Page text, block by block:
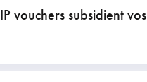
vouchers subsidient